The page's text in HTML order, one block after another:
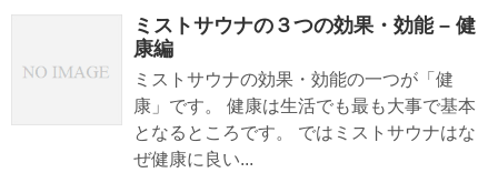
ミストサウナの３つの効果・効能 – 健
康編
ミストサウナの効果・効能の一つが「健
康」です。 健康は生活でも最も大事で基本
となるところです。 ではミストサウナはな
ぜ健康に良い...